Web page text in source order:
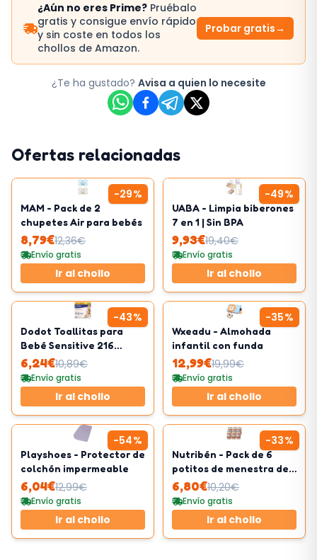
¿Aún no eres Prime? Pruébalo
gratis y consigue envío rápido
y sin coste en todos los
chollos de Amazon.
Probar gratis→
¿Te ha gustado? Avisa a quien lo necesite
Ofertas relacionadas
-29%
MAM - Pack de 2
chupetes Air para bebés
8,79€12,36€
Envío gratis
Ir al chollo
-49%
UABA - Limpia biberones
7 en 1 | Sin BPA
9,93€19,40€
Envío gratis
Ir al chollo
-43%
Dodot Toallitas para
Bebé Sensitive 216
Toallitas
6,24€10,89€
Envío gratis
Ir al chollo
-35%
Wxeadu - Almohada
infantil con funda
12,99€19,99€
Envío gratis
Ir al chollo
-54%
Playshoes - Protector de
colchón impermeable
6,04€12,99€
Envío gratis
Ir al chollo
-33%
Nutribén - Pack de 6
potitos de menestra de
cordero
6,80€10,20€
Envío gratis
Ir al chollo